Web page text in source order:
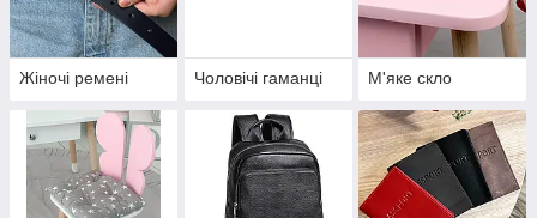
Жіночі ремені Чоловічі гаманці М'яке скло